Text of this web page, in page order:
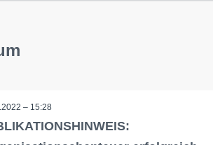
– 15:28